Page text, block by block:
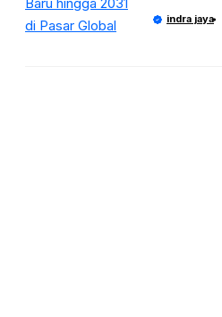
indra jaya